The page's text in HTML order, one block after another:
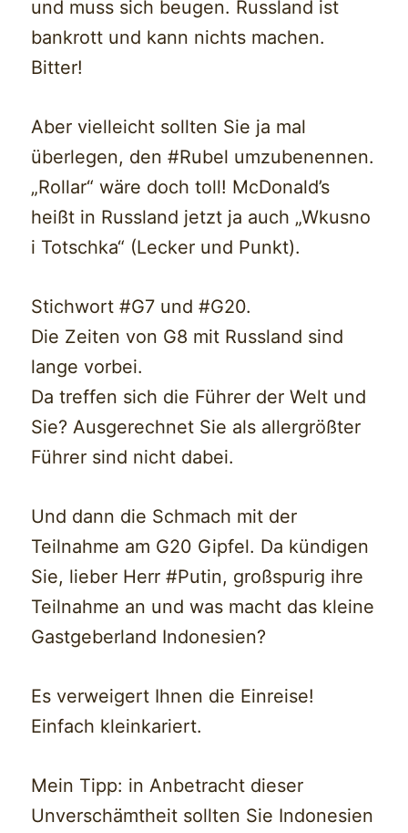
und muss sich beugen. Russland ist
bankrott und kann nichts machen.
Bitter!
Aber vielleicht sollten Sie ja mal
überlegen, den #Rubel umzubenennen.
„Rollar“ wäre doch toll! McDonald’s
heißt in Russland jetzt ja auch „Wkusno
i Totschka“ (Lecker und Punkt).
Stichwort #G7 und #G20.
Die Zeiten von G8 mit Russland sind
lange vorbei.
Da treffen sich die Führer der Welt und
Sie? Ausgerechnet Sie als allergrößter
Führer sind nicht dabei.
Und dann die Schmach mit der
Teilnahme am G20 Gipfel. Da kündigen
Sie, lieber Herr #Putin, großspurig ihre
Teilnahme an und was macht das kleine
Gastgeberland Indonesien?
Es verweigert Ihnen die Einreise!
Einfach kleinkariert.
Mein Tipp: in Anbetracht dieser
Unverschämtheit sollten Sie Indonesien